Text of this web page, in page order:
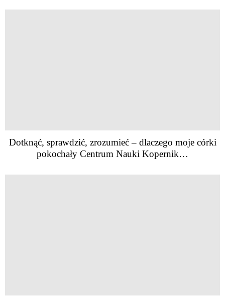
Dotknąć, sprawdzić, zrozumieć – dlaczego moje córki
pokochały Centrum Nauki Kopernik…